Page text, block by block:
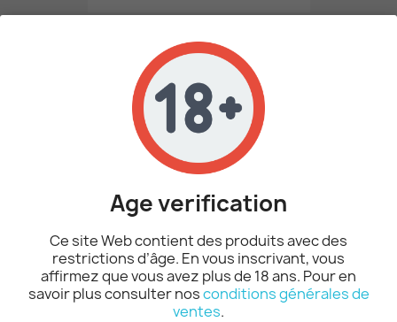
Poppers Amsterdam Ultra...
8,90 €7,57 €
Age verification
Ce site Web contient des produits avec des
restrictions d’âge. En vous inscrivant, vous
affirmez que vous avez plus de 18 ans. Pour en
savoir plus consulter nosconditions générales de
ventes.